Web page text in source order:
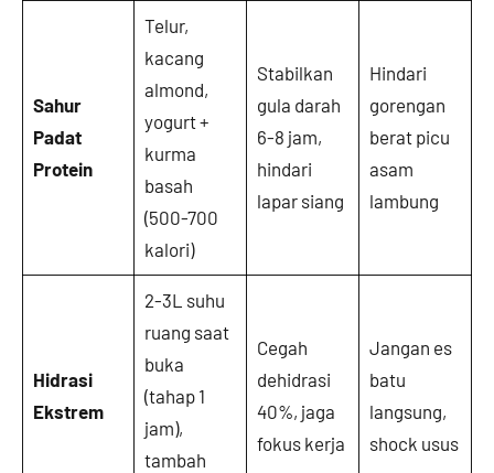
Sahur
Padat
Protein
Telur,
kacang
almond,
yogurt +
kurma
basah
(500-700
kalori)
Stabilkan
gula darah
6-8 jam,
hindari
lapar siang
Hindari
gorengan
berat picu
asam
lambung
Hidrasi
Ekstrem
2-3L suhu
ruang saat
buka
(tahap 1
jam),
tambah
Cegah
dehidrasi
40%, jaga
fokus kerja
Jangan es
batu
langsung,
shock usus